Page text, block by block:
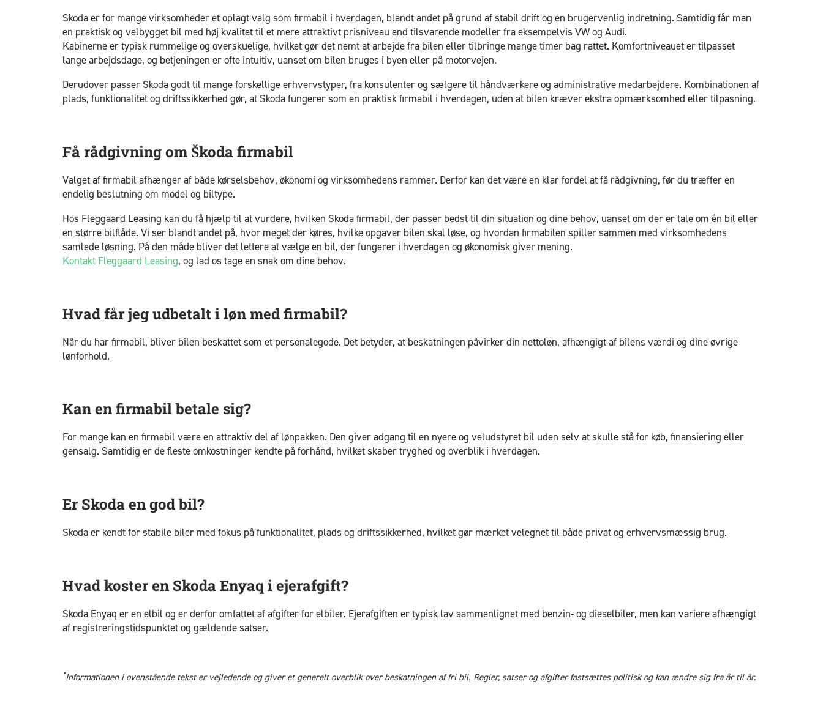
Skoda er for mange virksomheder et oplagt valg som firmabil i hverdagen, blandt andet på grund af stabil drift og en brugervenlig indretning. Samtidig får man
en praktisk og velbygget bil med høj kvalitet til et mere attraktivt prisniveau end tilsvarende modeller fra eksempelvis VW og Audi.
Kabinerne er typisk rummelige og overskuelige, hvilket gør det nemt at arbejde fra bilen eller tilbringe mange timer bag rattet. Komfortniveauet er tilpasset
lange arbejdsdage, og betjeningen er ofte intuitiv, uanset om bilen bruges i byen eller på motorvejen.
Derudover passer Skoda godt til mange forskellige erhvervstyper, fra konsulenter og sælgere til håndværkere og administrative medarbejdere. Kombinationen af
plads, funktionalitet og driftssikkerhed gør, at Skoda fungerer som en praktisk firmabil i hverdagen, uden at bilen kræver ekstra opmærksomhed eller tilpasning.
Få rådgivning om Škoda firmabil
Valget af firmabil afhænger af både kørselsbehov, økonomi og virksomhedens rammer. Derfor kan det være en klar fordel at få rådgivning, før du træffer en
endelig beslutning om model og biltype.
Hos Fleggaard Leasing kan du få hjælp til at vurdere, hvilken Skoda firmabil, der passer bedst til din situation og dine behov, uanset om der er tale om én bil eller
en større bilflåde. Vi ser blandt andet på, hvor meget der køres, hvilke opgaver bilen skal løse, og hvordan firmabilen spiller sammen med virksomhedens
samlede løsning. På den måde bliver det lettere at vælge en bil, der fungerer i hverdagen og økonomisk giver mening.
Kontakt Fleggaard Leasing, og lad os tage en snak om dine behov.
Hvad får jeg udbetalt i løn med firmabil?
Når du har firmabil, bliver bilen beskattet som et personalegode. Det betyder, at beskatningen påvirker din nettoløn, afhængigt af bilens værdi og dine øvrige
lønforhold.
Kan en firmabil betale sig?
For mange kan en firmabil være en attraktiv del af lønpakken. Den giver adgang til en nyere og veludstyret bil uden selv at skulle stå for køb, finansiering eller
gensalg. Samtidig er de fleste omkostninger kendte på forhånd, hvilket skaber tryghed og overblik i hverdagen.
Er Skoda en god bil?
Skoda er kendt for stabile biler med fokus på funktionalitet, plads og driftssikkerhed, hvilket gør mærket velegnet til både privat og erhvervsmæssig brug.
Hvad koster en Skoda Enyaq i ejerafgift?
Skoda Enyaq er en elbil og er derfor omfattet af afgifter for elbiler. Ejerafgiften er typisk lav sammenlignet med benzin- og dieselbiler, men kan variere afhængigt
af registreringstidspunktet og gældende satser.
*Informationen i ovenstående tekst er vejledende og giver et generelt overblik over beskatningen af fri bil. Regler, satser og afgifter fastsættes politisk og kan ændre sig fra år til år.